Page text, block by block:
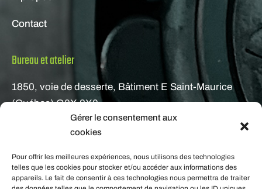
Gérer le consentement aux
cookies
Pour offrir les meilleures expériences, nous utilisons des technologies
telles que les cookies pour stocker et/ou accéder aux informations des
appareils. Le fait de consentir à ces technologies nous permettra de traiter
Contact
Bureau et atelier
1850, voie de desserte, Bâtiment E Saint-Maurice
(Québec) G0X 2X0
gestion@metafab.ca